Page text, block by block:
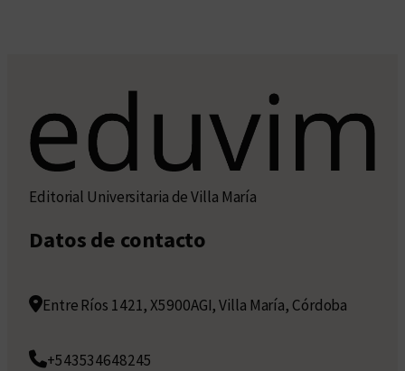
Editorial Universitaria de Villa María
Datos de contacto
Entre Ríos 1421, X5900AGI, Villa María, Córdoba
+543534648245